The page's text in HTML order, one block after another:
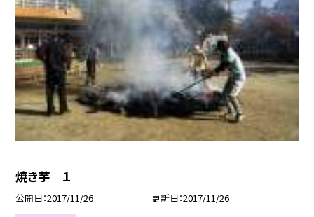
焼き芋 １
公開日 2017/11/26 更新日 2017/11/26